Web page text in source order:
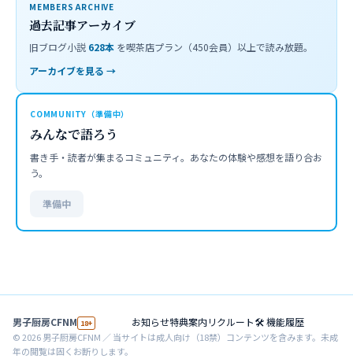
MEMBERS ARCHIVE
過去記事アーカイブ
旧ブログ小説 628本 を喫茶店プラン（450会員）以上で読み放題。
アーカイブを見る →
COMMUNITY（準備中）
みんなで語ろう
書き手・読者が集まるコミュニティ。あなたの体験や感想を語り合お
う。
準備中
男子厨房CFNM 18+ お知らせ特典案内リクルート🛠 機能履歴
©2026男子厨房CFNM ／ 当サイトは成人向け（18禁）コンテンツを含みます。未成
年の閲覧は固くお断りします。